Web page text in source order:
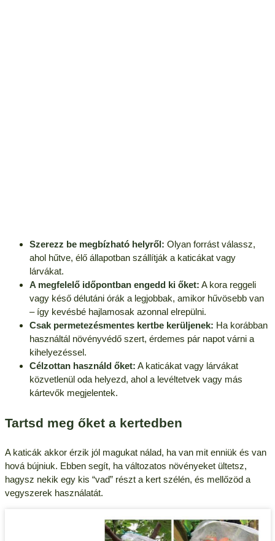
Szerezz be megbízható helyről: Olyan forrást válassz,
ahol hűtve, élő állapotban szállítják a katicákat vagy
lárvákat.
A megfelelő időpontban engedd ki őket: A kora reggeli
vagy késő délutáni órák a legjobbak, amikor hűvösebb van
– így kevésbé hajlamosak azonnal elrepülni.
Csak permetezésmentes kertbe kerüljenek: Ha korábban
használtál növényvédő szert, érdemes pár napot várni a
kihelyezéssel.
Célzottan használd őket: A katicákat vagy lárvákat
közvetlenül oda helyezd, ahol a levéltetvek vagy más
kártevők megjelentek.
Tartsd meg őket a kertedben
A katicák akkor érzik jól magukat nálad, ha van mit enniük és van
hová bújniuk. Ebben segít, ha változatos növényeket ültetsz,
hagysz nekik egy kis “vad” részt a kert szélén, és mellőzöd a
vegyszerek használatát.